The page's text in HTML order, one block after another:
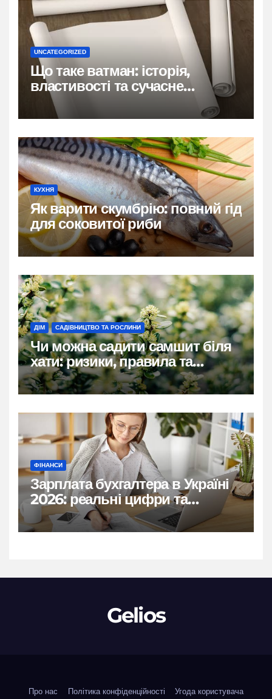
UNCATEGORIZED
Що таке ватман: історія,
властивості та сучасне
застосування
КУХНЯ
Як варити скумбрію: повний гід
для соковитої риби
ДІМ САДІВНИЦТВО ТА РОСЛИНИ
Чи можна садити самшит біля
хати: ризики, правила та
практичні рішення
ФІНАНСИ
Зарплата бухгалтера в Україні
2026: реальні цифри та
нюанси
Gelios
Про нас Політика конфіденційності Угода користувача